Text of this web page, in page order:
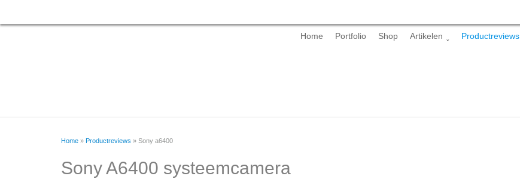
Skip
Home Portfolio Shop Artikelen Productreviews
Home » Productreviews » Sony a6400
Sony A6400 systeemcamera